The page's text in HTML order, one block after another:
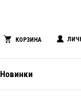
КОРЗИНА
Новинки